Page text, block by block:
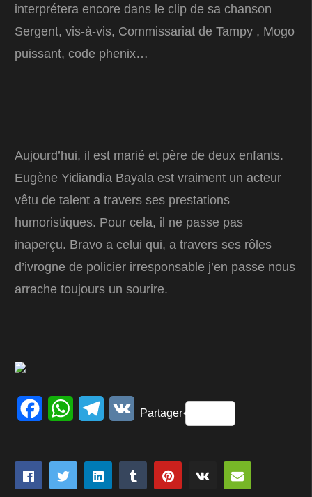
interprétera encore dans le clip de sa chanson
Sergent, vis-à-vis, Commissariat de Tampy , Mogo
puissant, code phenix…
Aujourd’hui, il est marié et père de deux enfants.
Eugène Yidiandia Bayala est vraiment un acteur
vêtu de talent a travers ses prestations
humoristiques. Pour cela, il ne passe pas
inaperçu. Bravo a celui qui, a travers ses rôles
d’ivrogne de policier irresponsable j’en passe nous
arrache toujours un sourire.
FacebookWhatsAppTelegram
VK
Partager